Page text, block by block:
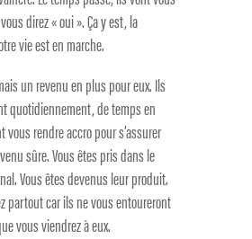
direz « oui ». Ça y est, la
vie est en marche.
un revenu en plus pour eux. Ils
quotidiennement, de temps en
rendre accro pour s’assurer
sûre. Vous êtes pris dans le
Vous êtes devenus leur produit.
partout car ils ne vous entoureront
vous viendrez à eux.